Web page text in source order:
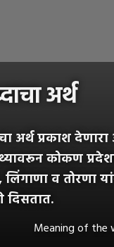
अर्थ
अर्थ प्रकाश
कोकण
व तोरणा
दिसतात.
Meaning of the